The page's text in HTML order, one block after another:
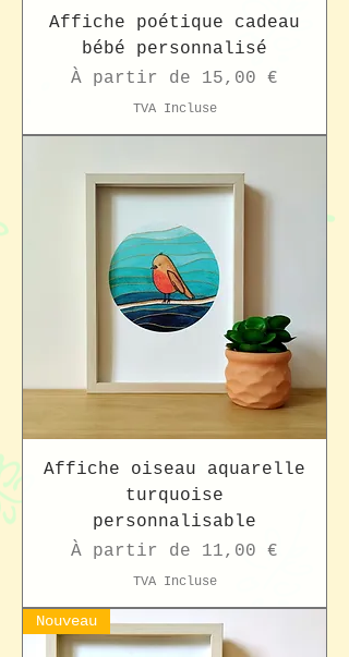
Affiche poétique cadeau
bébé personnalisé
À partir de 15,00 €
Prix promotionnel
TVA Incluse
Affiche oiseau aquarelle
turquoise
personnalisable
À partir de 11,00 €
Prix promotionnel
TVA Incluse
Nouveau